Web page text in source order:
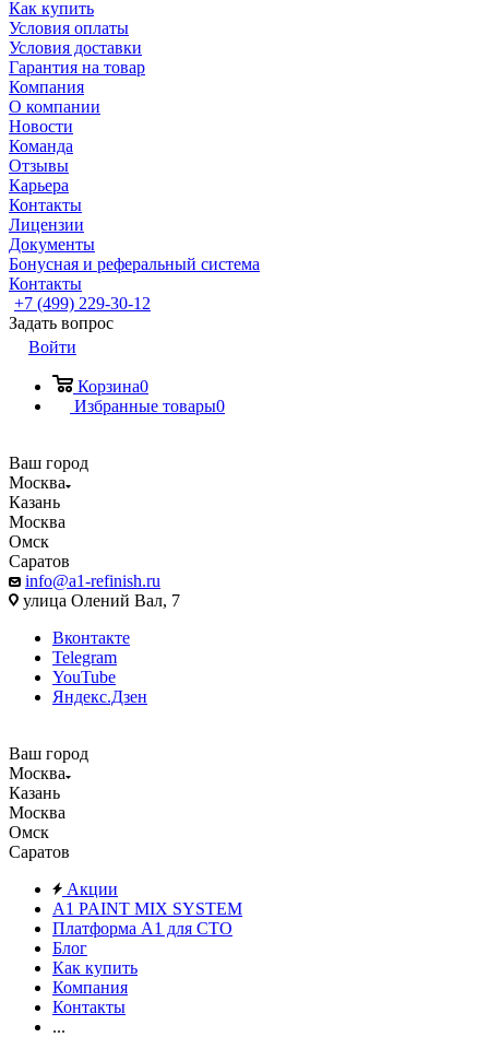
Как купить
Условия оплаты
Условия доставки
Гарантия на товар
Компания
О компании
Новости
Команда
Отзывы
Карьера
Контакты
Лицензии
Документы
Бонусная и реферальный система
Контакты
+7 (499) 229-30-12
Задать вопрос
Войти
Корзина0
Избранные товары0
Ваш город
Москва
Казань
Москва
Омск
Саратов
info@a1-refinish.ru
улица Олений Вал, 7
Вконтакте
Telegram
YouTube
Яндекс.Дзен
Ваш город
Москва
Казань
Москва
Омск
Саратов
Акции
A1 PAINT MIX SYSTEM
Платформа А1 для СТО
Блог
Как купить
Компания
Контакты
...